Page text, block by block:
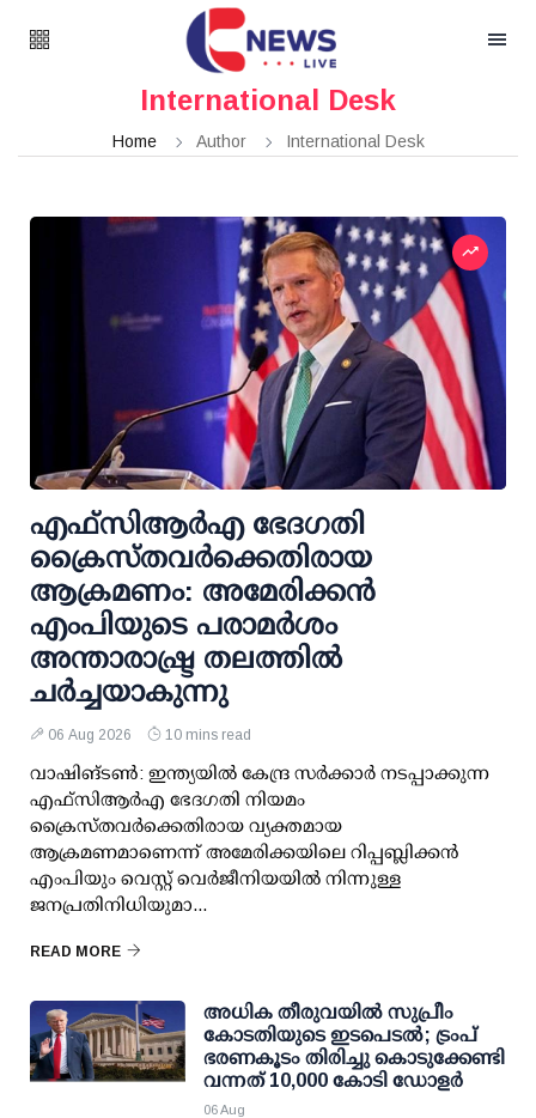
International Desk
Home Author International Desk
എഫ്‌സി‌ആര്‍‌എ ഭേദഗതി
ക്രൈസ്തവർക്കെതിരായ
ആക്രമണം: അമേരിക്കൻ
എംപിയുടെ പരാമർശം
അന്താരാഷ്ട്ര തലത്തിൽ
ചർച്ചയാകുന്നു
06 Aug 2026 10 mins read
വാഷിങ്ടൺ: ഇന്ത്യയിൽ കേന്ദ്ര സർക്കാർ നടപ്പാക്കുന്ന
എഫ്സിആർഎ ഭേദഗതി നിയമം
ക്രൈസ്തവർക്കെതിരായ വ്യക്തമായ
ആക്രമണമാണെന്ന് അമേരിക്കയിലെ റിപ്പബ്ലിക്കൻ
എംപിയും വെസ്റ്റ് വെർജീനിയയിൽ നിന്നുള്ള
ജനപ്രതിനിധിയുമാ...
READ MORE
അധിക തീരുവയില്‍ സുപ്രീം
കോടതിയുടെ ഇടപെടല്‍; ട്രംപ്
ഭരണകൂടം തിരിച്ചു കൊടുക്കേണ്ടി
വന്നത് 10,000 കോടി ഡോളര്‍
06 Aug